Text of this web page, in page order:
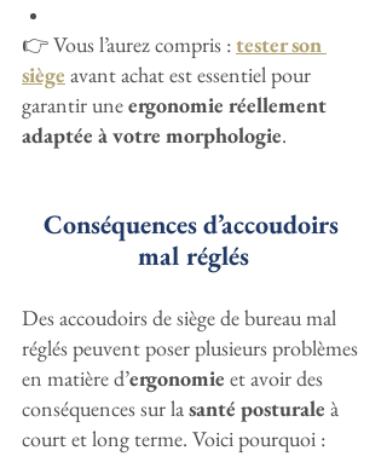
👉 Vous l’aurez compris : tester son
siège avant achat est essentiel pour
garantir une ergonomie réellement
adaptée à votre morphologie.
Conséquences d’accoudoirs
mal réglés
Des accoudoirs de siège de bureau mal
réglés peuvent poser plusieurs problèmes
en matière d’ergonomie et avoir des
conséquences sur la santé posturale à
court et long terme. Voici pourquoi :